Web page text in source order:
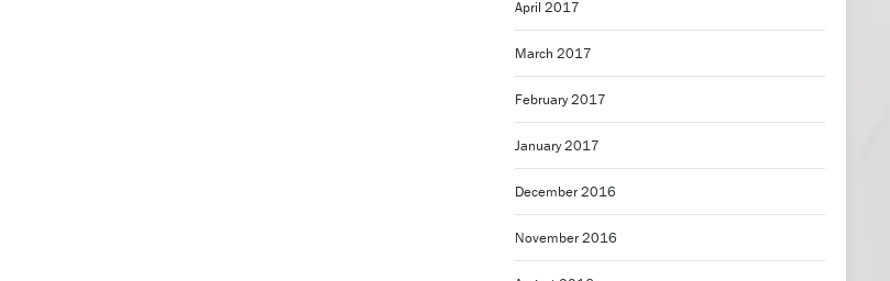
April 2017
March 2017
February 2017
January 2017
December 2016
November 2016